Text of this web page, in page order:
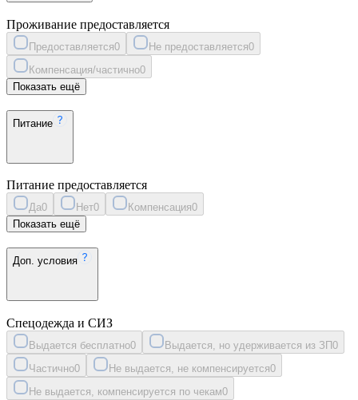
Проживание предоставляется
Предоставляется0 Не предоставляется0
Компенсация/частично0
Показать ещё
Питание
Питание предоставляется
Да0 Нет0 Компенсация0
Показать ещё
Доп. условия
Спецодежда и СИЗ
Выдается бесплатно0 Выдается, но удерживается из ЗП0
Частично0 Не выдается, не компенсируется0
Не выдается, компенсируется по чекам0